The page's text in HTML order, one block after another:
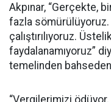
Akpınar, “Gerçekte,
fazla
çalıştırılıyoruz.
faydalanamıyoruz”
temelinden bahseden